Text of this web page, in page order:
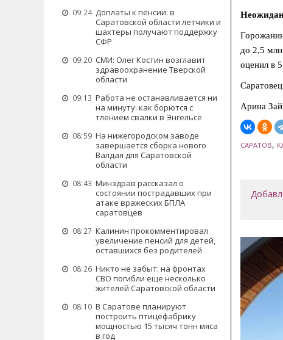
09:24 Доплаты к пенсии: в
Саратовской области летчики и
шахтеры получают поддержку
СФР
09:20 СМИ: Олег Костин возглавит
здравоохранение Тверской
области
09:13 Работа не останавливается ни
на минуту: как борются с
тлением свалки в Энгельсе
08:59 На нижегородском заводе
завершается сборка нового
Валдая для Саратовской
области
08:43 Минздрав рассказал о
состоянии пострадавших при
атаке вражеских БПЛА
саратовцев
08:27 Калинин прокомментировал
увеличение пенсий для детей,
оставшихся без родителей
08:26 Никто не забыт: на фронтах
СВО погибли еще несколько
жителей Саратовской области
08:10 В Саратове планируют
построить птицефабрику
мощностью 15 тысяч тонн мяса
в год
до 2,5
оценил в
Арина
САРАТОВ,